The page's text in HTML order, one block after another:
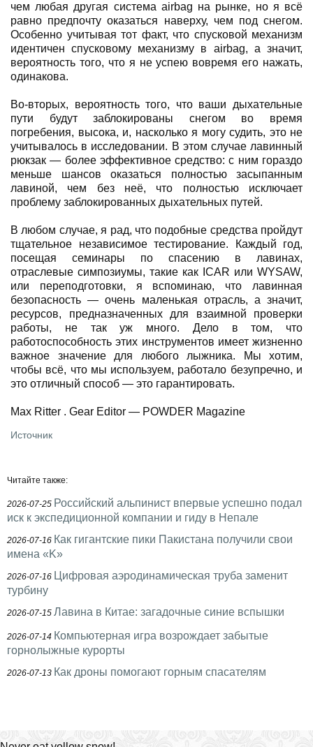
чем любая другая система airbag на рынке, но я всё
равно предпочту оказаться наверху, чем под снегом.
Особенно учитывая тот факт, что спусковой механизм
идентичен спусковому механизму в airbag, а значит,
вероятность того, что я не успею вовремя его нажать,
одинакова.
Во-вторых, вероятность того, что ваши дыхательные
пути будут заблокированы снегом во время
погребения, высока, и, насколько я могу судить, это не
учитывалось в исследовании. В этом случае лавинный
рюкзак — более эффективное средство: с ним гораздо
меньше шансов оказаться полностью засыпанным
лавиной, чем без неё, что полностью исключает
проблему заблокированных дыхательных путей.
В любом случае, я рад, что подобные средства пройдут
тщательное независимое тестирование. Каждый год,
посещая семинары по спасению в лавинах,
отраслевые симпозиумы, такие как ICAR или WYSAW,
или переподготовки, я вспоминаю, что лавинная
безопасность — очень маленькая отрасль, а значит,
ресурсов, предназначенных для взаимной проверки
работы, не так уж много. Дело в том, что
работоспособность этих инструментов имеет жизненно
важное значение для любого лыжника. Мы хотим,
чтобы всё, что мы используем, работало безупречно, и
это отличный способ — это гарантировать.
Max Ritter . Gear Editor — POWDER Magazine
Источник
Читайте также:
2026-07-25 Российский альпинист впервые успешно подал
иск к экспедиционной компании и гиду в Непале
2026-07-16 Как гигантские пики Пакистана получили свои
имена «K»
2026-07-16 Цифровая аэродинамическая труба заменит
турбину
2026-07-15 Лавина в Китае: загадочные синие вспышки
2026-07-14 Компьютерная игра возрождает забытые
горнолыжные курорты
2026-07-13 Как дроны помогают горным спасателям